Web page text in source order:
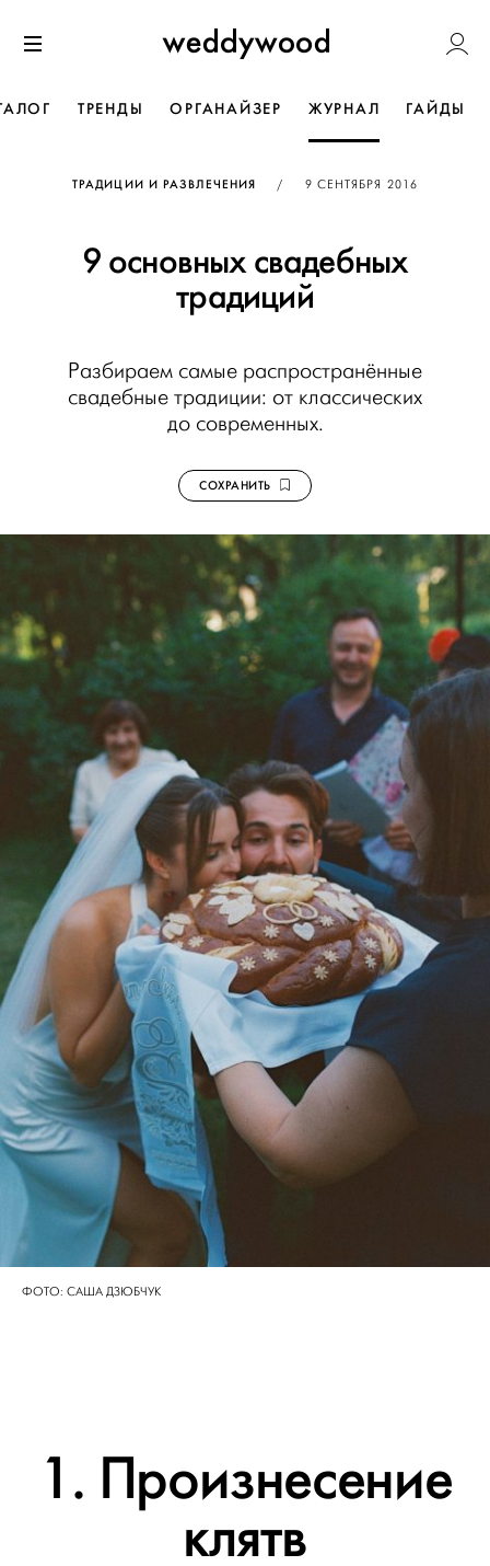
к содержанию
Weddywood
ТРЕНДЫ ОРГАНАЙЗЕР ЖУРНАЛ ГАЙДЫ
ТРАДИЦИИ И РАЗВЛЕЧЕНИЯ / ОПУБЛИКОВАНО
9 СЕНТЯБРЯ 2016
9 основных свадебных
традиций
Разбираем самые распространённые
свадебные традиции: от классических
до современных.
СОХРАНИТЬ
ФОТО: САША ДЗЮБЧУК
1. Произнесение
клятв